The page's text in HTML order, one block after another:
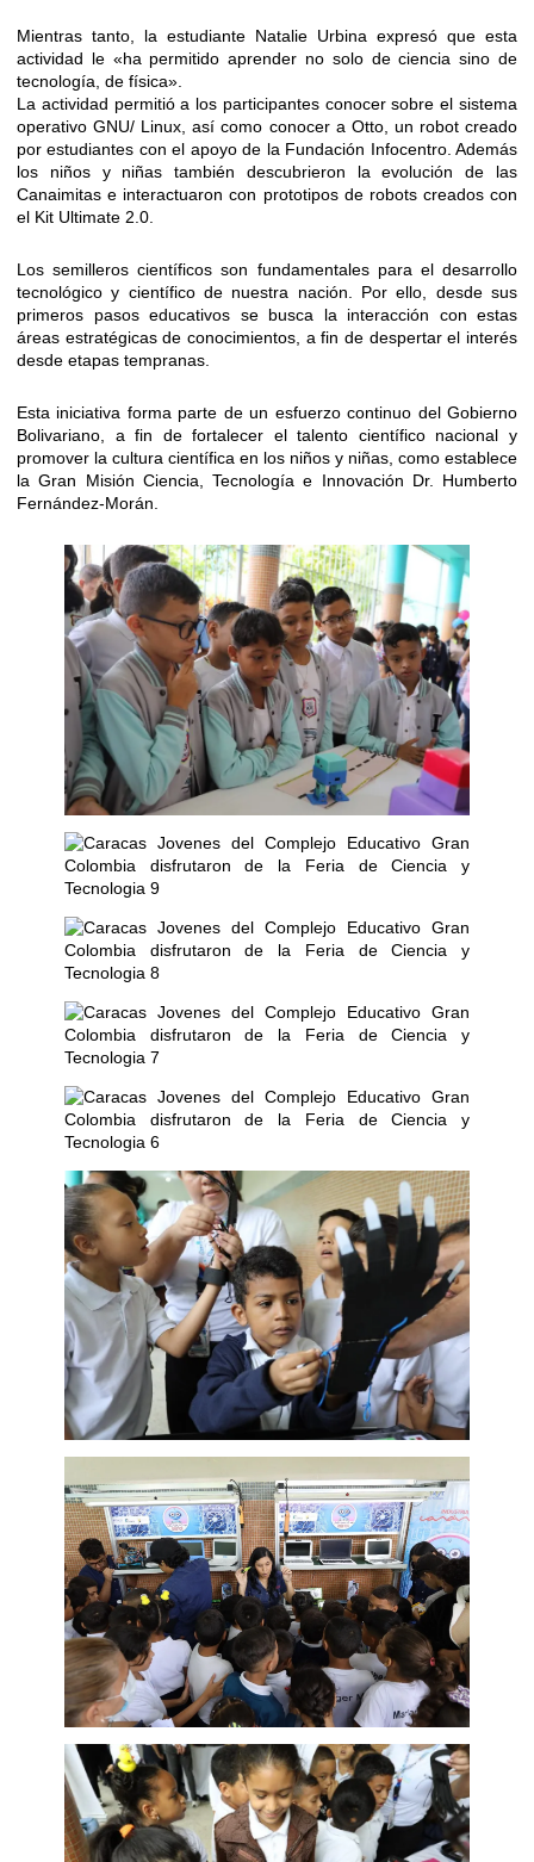
Mientras tanto, la estudiante Natalie Urbina expresó que esta
actividad le «ha permitido aprender no solo de ciencia sino de
tecnología, de física».
La actividad permitió a los participantes conocer sobre el sistema
operativo GNU/ Linux, así como conocer a Otto, un robot creado
por estudiantes con el apoyo de la Fundación Infocentro. Además
los niños y niñas también descubrieron la evolución de las
Canaimitas e interactuaron con prototipos de robots creados con
el Kit Ultimate 2.0.
Los semilleros científicos son fundamentales para el desarrollo
tecnológico y científico de nuestra nación. Por ello, desde sus
primeros pasos educativos se busca la interacción con estas
áreas estratégicas de conocimientos, a fin de despertar el interés
desde etapas tempranas.
Esta iniciativa forma parte de un esfuerzo continuo del Gobierno
Bolivariano, a fin de fortalecer el talento científico nacional y
promover la cultura científica en los niños y niñas, como establece
la Gran Misión Ciencia, Tecnología e Innovación Dr. Humberto
Fernández-Morán.